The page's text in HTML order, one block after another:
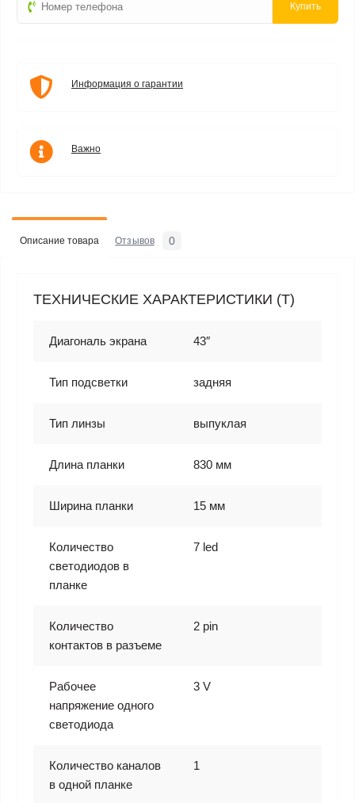
Купить
Информация о гарантии
Важно
Описание товара Отзывов 0
ТЕХНИЧЕСКИЕ ХАРАКТЕРИСТИКИ (T)
Диагональ экрана 43″
Тип подсветки задняя
Тип линзы выпуклая
Длина планки 830 мм
Ширина планки 15 мм
Количество
светодиодов в
планке
7 led
Количество
контактов в разъеме
2 pin
Рабочее
напряжение одного
светодиода
3 V
Количество каналов
в одной планке
1